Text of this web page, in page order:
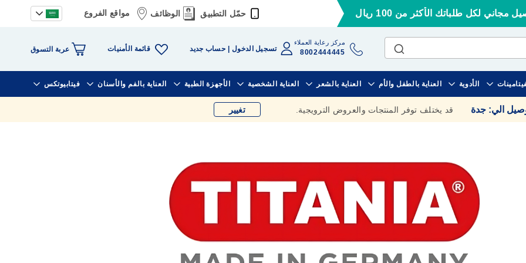
مجاني لكل طلباتك الأكثر من 100 ريال حمّل التطبيق الوظائف مواقع الفروع
مركز رعاية العملاء
8002444445 تسجيل الدخول حساب جديد قائمة الأمنيات عربة التسوق
الأدوية العناية بالطفل والأم العناية بالشعر العناية الشخصية الأجهزة الطبية العناية بالفم والأسنان فيتابيوتكس
الي: جدة قد يختلف توفر المنتجات والعروض الترويجية. تغيير